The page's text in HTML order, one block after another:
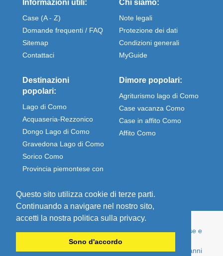
Questo sito utilizza cookie di terze parti.
Continuando a navigare nel nostro sito,
accetti la nostra politica sulla privacy.
Sono d'accordo
Informazioni utili:
Case (A - Z)
Domande frequenti / FAQ
Sitemap
Contattaci
Chi siamo:
Note legali
Protezione dei dati
Condizioni generali
MyGuide
Destinazioni
popolari:
Lago di Como
Acquaseria-Rezzonico
Dongo Lago di Como
Gravedona Lago di Como
Sorico Como
Provincia piemontese con
Dimore popolari:
Agriturismo lago di Como
Case vacanza Como
Case in affito Como
Affito Como
© Comolake Homes - La tua casa per le vacanze. Case e
appartamenti per vacanze direttamente affittati dal
proprietario - economici e ben mantenuti, da oltre 15 anni